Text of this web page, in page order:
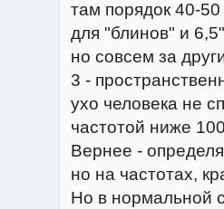
там порядок 40-
для "блинов" и
но совсем за
3 -
ухо человека не
частотой ниже
Вернее -
но на частотах,
Но в нормальной